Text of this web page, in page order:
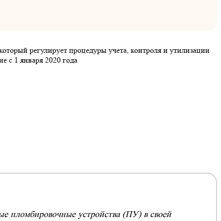
регулирует процедуры учета, контроля и утилизации
с 1 января 2020 года
пломбировочные устройства (ПУ) в своей